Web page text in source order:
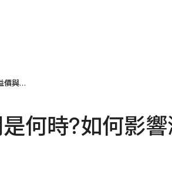
恆生指數ETF交易時間是何時?如何影響溢價與折價?
何時?如何影